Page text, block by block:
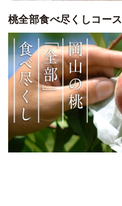
桃全部食べ尽くしコース